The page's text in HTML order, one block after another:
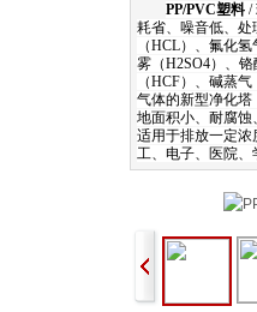
PP/PVC塑料 /
耗省、噪音低、
（HCL）、氟化
雾（H2SO4）、
（HCF）、碱蒸
气体的新型净化塔
地面积小、耐腐蚀
适用于排放一定
工、电子、医院、